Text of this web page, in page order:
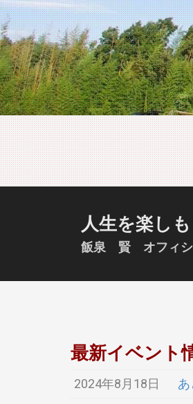
S
k
i
p
t
o
c
o
n
t
e
n
t
人生を楽しも
飯泉 賢 オフィシ
最新イベント
2024年8月18日